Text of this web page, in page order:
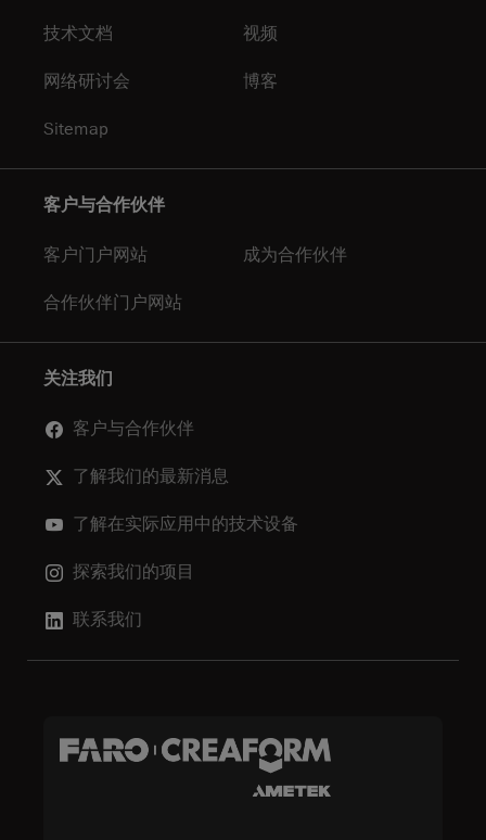
技术文档 视频
网络研讨会 博客
Sitemap
客户与合作伙伴
客户门户网站 成为合作伙伴
合作伙伴门户网站
关注我们
客户与合作伙伴
了解我们的最新消息
了解在实际应用中的技术设备
探索我们的项目
联系我们